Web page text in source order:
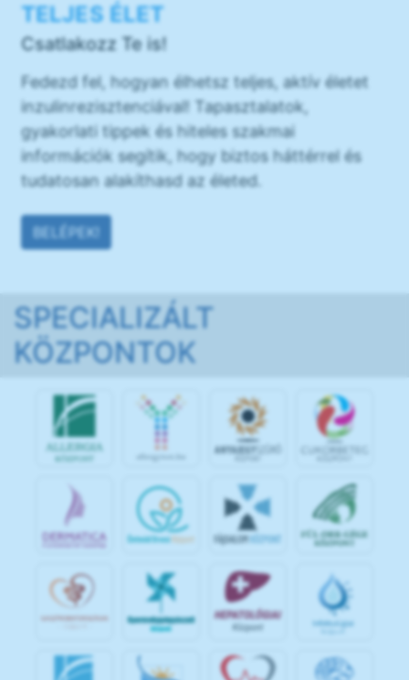
TELJES ÉLET
Csatlakozz Te is!
Fedezd fel, hogyan élhetsz teljes, aktív életet
inzulinrezisztenciával! Tapasztalatok,
gyakorlati tippek és hiteles szakmai
információk segítik, hogy biztos háttérrel és
tudatosan alakíthasd az életed.
BELÉPEK!
SPECIALIZÁLT
KÖZPONTOK